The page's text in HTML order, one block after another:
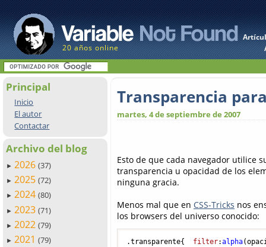
20 años online
Principal
Inicio
El autor
Contactar
Archivo del blog
► 2026 (37)
► 2025 (72)
► 2024 (80)
► 2023 (71)
► 2022 (79)
► 2021 (79)
Transparencia
martes, 4 de septiembre de 2007
Esto de que cada navegador utilice
transparencia u opacidad de los
ninguna gracia.
Menos mal que en CSS-Tricks nos
los browsers del universo conocido:
.transparente{ filter:alpha